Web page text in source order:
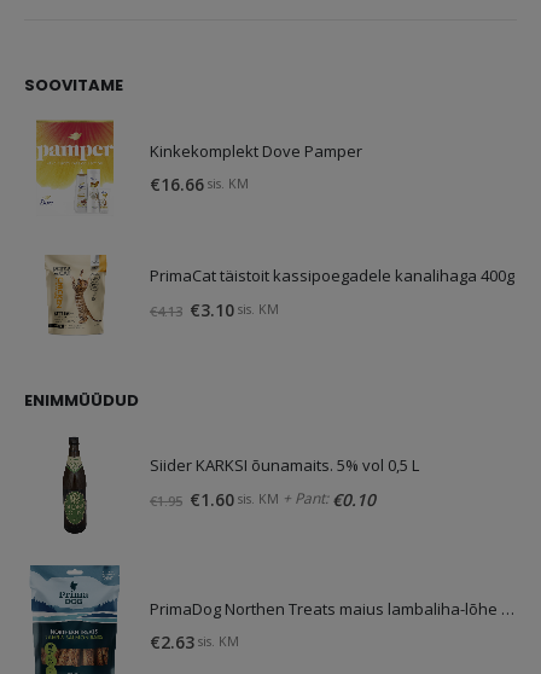
SOOVITAME
Kinkekomplekt Dove Pamper
€16.66 sis. KM
PrimaCat täistoit kassipoegadele kanalihaga 400g
€4.13 Algne
€3.10Praegune
sis. KM
ENIMMÜÜDUD
Siider KARKSI õunamaits. 5% vol 0,5 L
€1.95 Algne
€1.60Praegune
sis. KM + Pant:€0.10
PrimaDog Northen Treats maius lambaliha-lõhe 80g
€2.63 sis. KM